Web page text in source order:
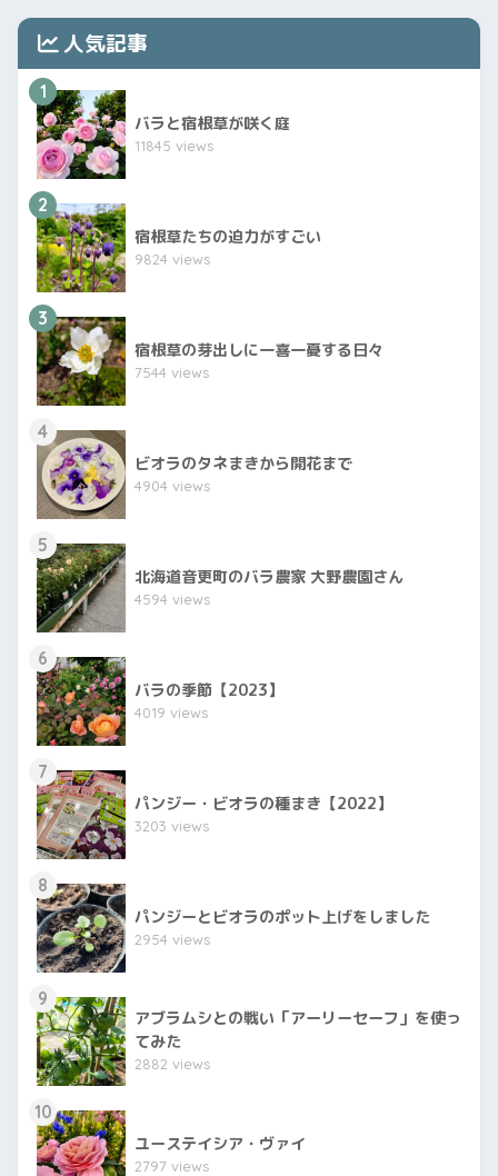
人気記事
1
バラと宿根草が咲く庭
11845 views
2
宿根草たちの迫力がすごい
9824 views
3
宿根草の芽出しに一喜一憂する日々
7544 views
4
ビオラのタネまきから開花まで
4904 views
5
北海道音更町のバラ農家 大野農園さん
4594 views
6
バラの季節【2023】
4019 views
7
パンジー・ビオラの種まき【2022】
3203 views
8
パンジーとビオラのポット上げをしました
2954 views
9
アブラムシとの戦い「アーリーセーフ」を使っ
てみた
2882 views
10
ユーステイシア・ヴァイ
2797 views